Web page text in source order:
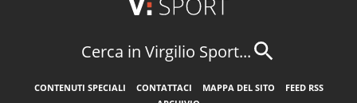
Cerca in Virgilio Sport...
CONTENUTI SPECIALI CONTATTACI MAPPA DEL SITO
FEED RSS